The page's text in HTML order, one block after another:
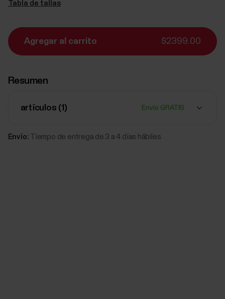
Tabla de tallas
Agregar al carrito $2399.00
Resumen
artículos (1 ) Envío GRATIS
Envío: Tiempo de entrega de 3 a 4 días hábiles